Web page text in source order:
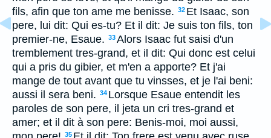
fils, afin que ton ame me benisse. 32 Et Isaac, son
pere, lui dit: Qui es-tu? Et il dit: Je suis ton fils, ton
premier-ne, Esaue. 33Alors Isaac fut saisi d'un
tremblement tres-grand, et il dit: Qui donc est celui
qui a pris du gibier, et m'en a apporte? Et j'ai
mange de tout avant que tu vinsses, et je l'ai beni:
aussi il sera beni. 34 Lorsque Esaue entendit les
paroles de son pere, il jeta un cri tres-grand et
amer; et il dit à son pere: Benis-moi, moi aussi,
35